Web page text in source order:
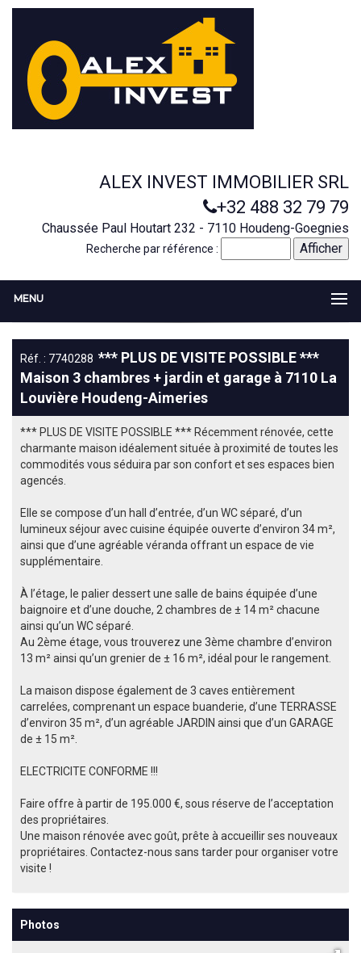
ALEX INVEST IMMOBILIER SRL
+32 488 32 79 79
Chaussée Paul Houtart 232 - 7110 Houdeng-Goegnies
Recherche par référence :
MENU
Réf. : 7740288 *** PLUS DE VISITE POSSIBLE ***
Maison 3 chambres + jardin et garage à 7110 La
Louvière Houdeng-Aimeries
*** PLUS DE VISITE POSSIBLE *** Récemment rénovée, cette
charmante maison idéalement située à proximité de toutes les
commodités vous séduira par son confort et ses espaces bien
agencés.
Elle se compose d’un hall d’entrée, d’un WC séparé, d’un
lumineux séjour avec cuisine équipée ouverte d’environ 34 m²,
ainsi que d’une agréable véranda offrant un espace de vie
supplémentaire.
À l’étage, le palier dessert une salle de bains équipée d’une
baignoire et d’une douche, 2 chambres de ± 14 m² chacune
ainsi qu’un WC séparé.
Au 2ème étage, vous trouverez une 3ème chambre d’environ
13 m² ainsi qu’un grenier de ± 16 m², idéal pour le rangement.
La maison dispose également de 3 caves entièrement
carrelées, comprenant un espace buanderie, d’une TERRASSE
d’environ 35 m², d’un agréable JARDIN ainsi que d’un GARAGE
de ± 15 m².
ELECTRICITE CONFORME !!!
Faire offre à partir de 195.000 €, sous réserve de l’acceptation
des propriétaires.
Une maison rénovée avec goût, prête à accueillir ses nouveaux
propriétaires. Contactez-nous sans tarder pour organiser votre
visite !
Photos